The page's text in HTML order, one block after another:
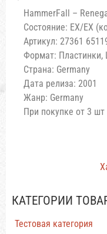
КАТЕГОРИИ
Тестовая категория
HammerFall –
Состояние: EX/EX
Артикул: 27361
Формат: Пластинки,
Страна: Germany
Дата релиза: 2001
Жанр: Germany
При покупке от 3